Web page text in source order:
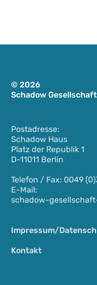
© 2026
Schadow
Postadresse:
Schadow Haus
Platz der Republik 1
D-11011 Berlin
Telefon / Fax: 0049
E-Mail:
schadow-
Impressum/
Kontakt